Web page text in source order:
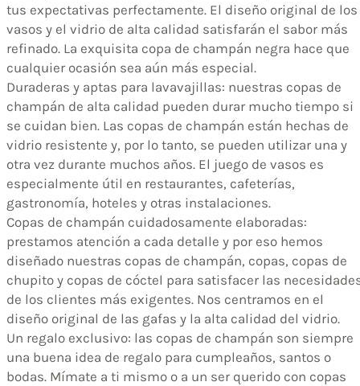
tus expectativas perfectamente. El diseño original de los
vasos y el vidrio de alta calidad satisfarán el sabor más
refinado. La exquisita copa de champán negra hace que
cualquier ocasión sea aún más especial.
Duraderas y aptas para lavavajillas: nuestras copas de
champán de alta calidad pueden durar mucho tiempo si
se cuidan bien. Las copas de champán están hechas de
vidrio resistente y, por lo tanto, se pueden utilizar una y
otra vez durante muchos años. El juego de vasos es
especialmente útil en restaurantes, cafeterías,
gastronomía, hoteles y otras instalaciones.
Copas de champán cuidadosamente elaboradas:
prestamos atención a cada detalle y por eso hemos
diseñado nuestras copas de champán, copas, copas de
chupito y copas de cóctel para satisfacer las
de los clientes más exigentes. Nos centramos en el
diseño original de las gafas y la alta calidad del vidrio.
Un regalo exclusivo: las copas de champán son siempre
una buena idea de regalo para cumpleaños, santos o
bodas. Mímate a ti mismo o a un ser querido con copas